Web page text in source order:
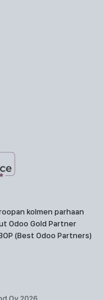
kolmen parhaan
Odoo Gold Partner
(Best Odoo Partners)
Oy 2026